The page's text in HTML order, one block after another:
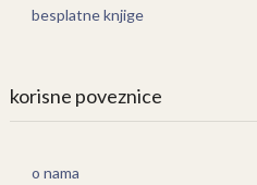
besplatne knjige
korisne poveznice
o nama